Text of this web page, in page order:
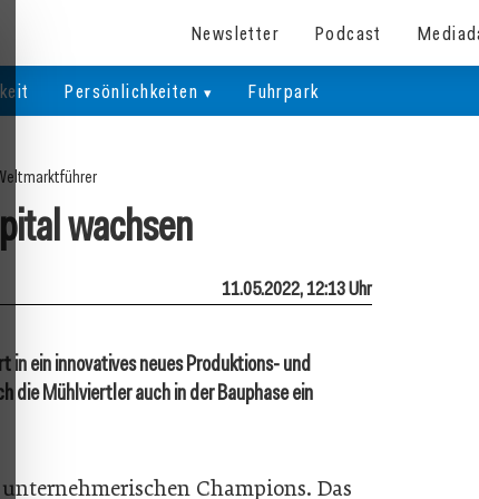
Newsletter Podcast
Persönlichkeiten Fuhrpark
wachsen
11.05.2022, 12:13 Uhr
in ein innovatives neues Produktions- und
die Mühlviertler auch in der ­Bauphase ein
Champions. Das